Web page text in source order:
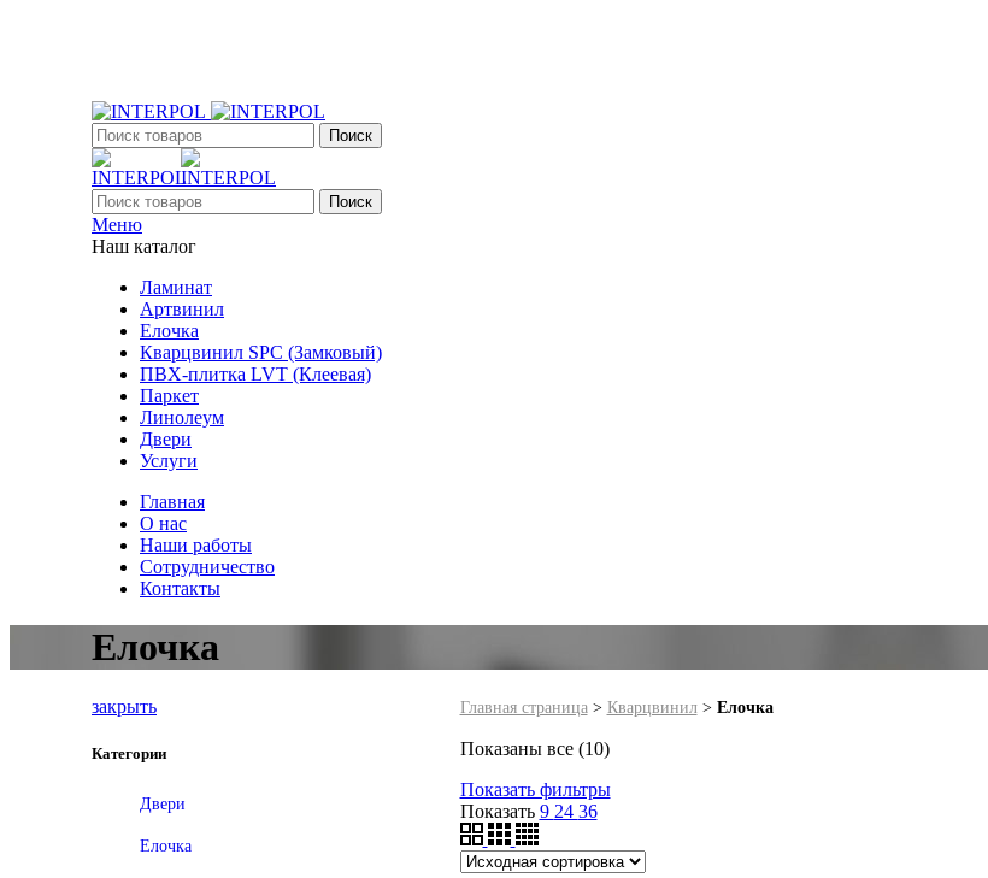
Поиск
Поиск
Меню
Наш каталог
Ламинат
Артвинил
Елочка
Кварцвинил SPC (Замковый)
ПВХ-плитка LVT (Клеевая)
Паркет
Линолеум
Двери
Услуги
Главная
О нас
Наши работы
Сотрудничество
Контакты
Елочка
закрыть
Категории
Двери
Елочка
Главная страница> Кварцвинил> Елочка
Показаны все (10)
Показать фильтры
Показать 9 24 36